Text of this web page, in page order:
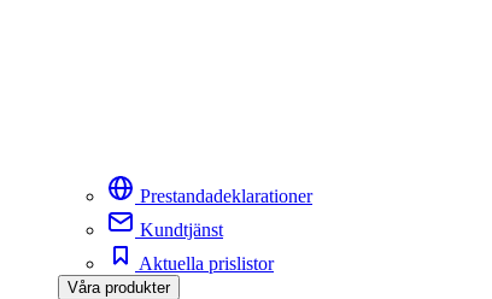
Prestandadeklarationer
Kundtjänst
Aktuella prislistor
Våra produkter